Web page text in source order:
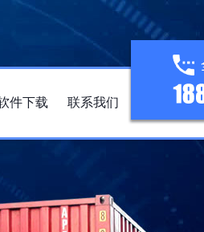
件下载 联系我们